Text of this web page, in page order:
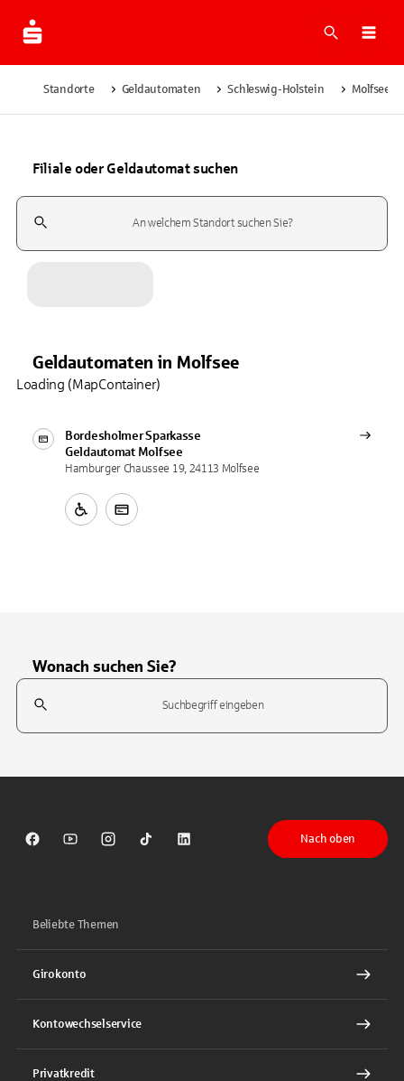
Suche
Standorte Geldautomaten Schleswig-Holstein Molfsee
Filiale oder Geldautomat suchen
Suchfeld
Geldautomaten in Molfsee
Bordesholmer Sparkasse
Geldautomat Molfsee
Hamburger Chaussee 19, 24113 Molfsee
Loading (MapContainer)
Wonach suchen Sie?
Suchfeld
Sparkasse auf Facebook
Sparkasse auf Youtube
Sparkasse auf Instagram
Sparkasse auf TikTok
Sparkasse auf LinkedIn
Nach oben
Beliebte Themen
Girokonto
Kontowechselservice
Privatkredit